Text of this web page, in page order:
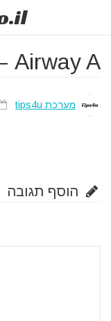
Airway A – פתיחת נתיב אוויר
מערכת tips4u
הוסף תגובה